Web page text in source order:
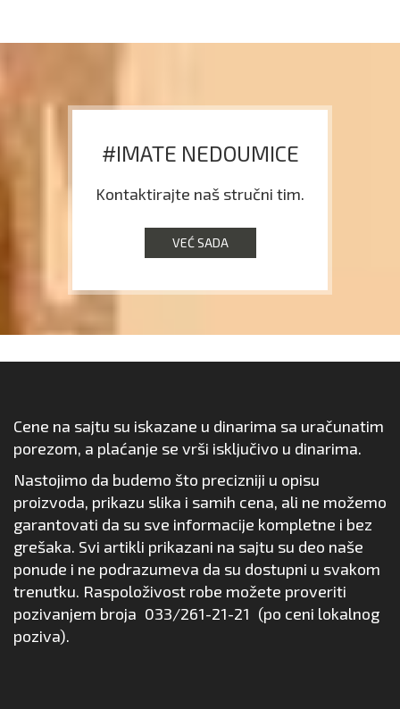
#IMATE NEDOUMICE
Kontaktirajte naš stručni tim.
VEĆ SADA
Cene na sajtu su iskazane u dinarima sa uračunatim
porezom, a plaćanje se vrši isključivo u dinarima.
Nastojimo da budemo što precizniji u opisu
proizvoda, prikazu slika i samih cena, ali ne možemo
garantovati da su sve informacije kompletne i bez
grešaka. Svi artikli prikazani na sajtu su deo naše
ponude i ne podrazumeva da su dostupni u svakom
trenutku. Raspoloživost robe možete proveriti
pozivanjem broja 033/261-21-21 (po ceni lokalnog
poziva).